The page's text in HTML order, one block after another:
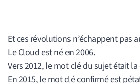
Et ces révolutions n’échappent pas
Le Cloud est né en 2006.
Vers 2012, le mot clé du sujet était
En 2015, le mot clé confirmé est